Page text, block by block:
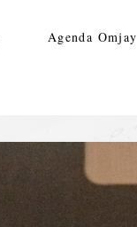
Agenda Omjay